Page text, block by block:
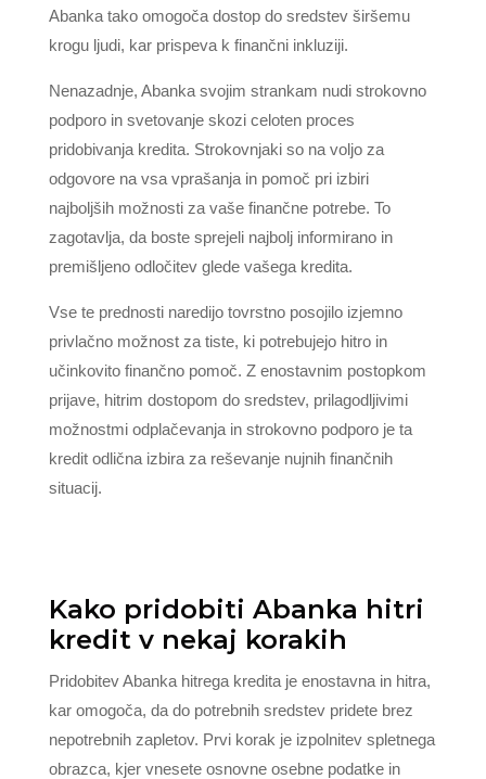
Abanka tako omogoča dostop do sredstev širšemu
krogu ljudi, kar prispeva k finančni inkluziji.
Nenazadnje, Abanka svojim strankam nudi strokovno
podporo in svetovanje skozi celoten proces
pridobivanja kredita. Strokovnjaki so na voljo za
odgovore na vsa vprašanja in pomoč pri izbiri
najboljših možnosti za vaše finančne potrebe. To
zagotavlja, da boste sprejeli najbolj informirano in
premišljeno odločitev glede vašega kredita.
Vse te prednosti naredijo tovrstno posojilo izjemno
privlačno možnost za tiste, ki potrebujejo hitro in
učinkovito finančno pomoč. Z enostavnim postopkom
prijave, hitrim dostopom do sredstev, prilagodljivimi
možnostmi odplačevanja in strokovno podporo je ta
kredit odlična izbira za reševanje nujnih finančnih
situacij.
Kako pridobiti Abanka hitri
kredit v nekaj korakih
Pridobitev Abanka hitrega kredita je enostavna in hitra,
kar omogoča, da do potrebnih sredstev pridete brez
nepotrebnih zapletov. Prvi korak je izpolnitev spletnega
obrazca, kjer vnesete osnovne osebne podatke in